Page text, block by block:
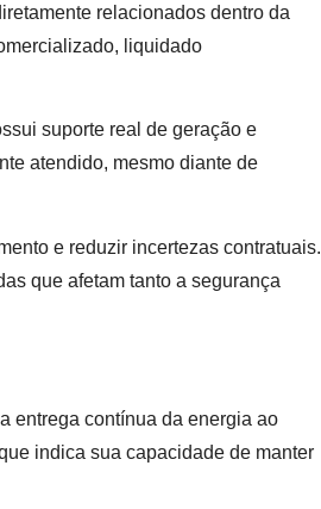
relacionados dentro da
liquidado
suporte real de geração e
atendido, mesmo diante de
e reduzir incertezas contratuais.
que afetam tanto a segurança
entrega contínua da energia ao
indica sua capacidade de manter